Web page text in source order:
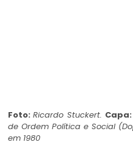
Foto:Ricardo Stuckert. Capa:
de Ordem Política e Social
em 1980